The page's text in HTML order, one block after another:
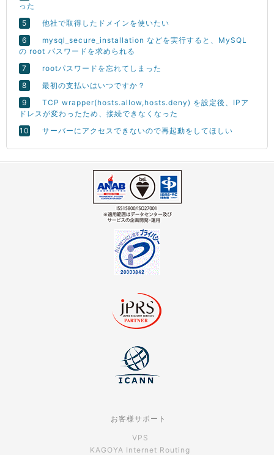
った
他社で取得したドメインを使いたい
mysql_secure_installation などを実行すると、MySQL
の root パスワードを求められる
rootパスワードを忘れてしまった
最初の支払いはいつですか？
TCP wrapper(hosts.allow,hosts.deny) を設定後、IPア
ドレスが変わったため、接続できなくなった
サーバーにアクセスできないので再起動をしてほしい
お客様サポート
VPS
KAGOYA Internet Routing